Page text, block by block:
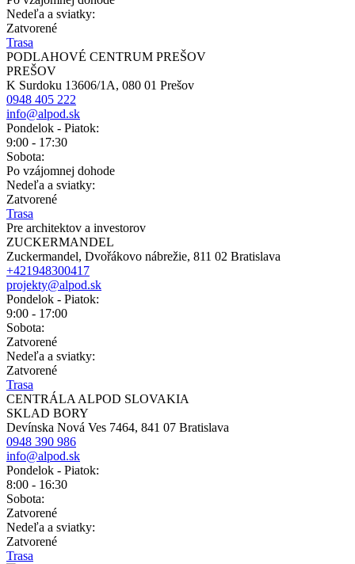
Nedeľa a sviatky:
Zatvorené
Trasa
PODLAHOVÉ CENTRUM PREŠOV
PREŠOV
K Surdoku 13606/1A, 080 01 Prešov
0948 405 222
info@alpod.sk
Pondelok - Piatok:
9:00 - 17:30
Sobota:
Po vzájomnej dohode
Nedeľa a sviatky:
Zatvorené
Trasa
Pre architektov a investorov
ZUCKERMANDEL
Zuckermandel, Dvořákovo nábrežie, 811 02 Bratislava
+421948300417
projekty@alpod.sk
Pondelok - Piatok:
9:00 - 17:00
Sobota:
Zatvorené
Nedeľa a sviatky:
Zatvorené
Trasa
CENTRÁLA ALPOD SLOVAKIA
SKLAD BORY
Devínska Nová Ves 7464, 841 07 Bratislava
0948 390 986
info@alpod.sk
Pondelok - Piatok:
8:00 - 16:30
Sobota:
Zatvorené
Nedeľa a sviatky:
Zatvorené
Trasa